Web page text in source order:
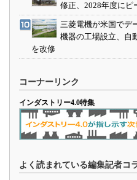
修正、2028年度にピ
三菱電機が米国でデ
機器の工場設立、自
を改修
コーナーリンク
インダストリー4.0特集
よく読まれている編集記者コ